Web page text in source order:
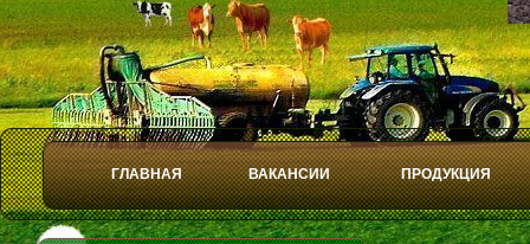
ГЛАВНАЯ ВАКАНСИИ ПРОДУКЦИЯ